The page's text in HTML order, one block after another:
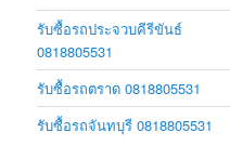
รับซื้อรถประจวบคีรีขันธ์
0818805531
รับซื้อรถตราด 0818805531
รับซื้อรถจันทบุรี 0818805531